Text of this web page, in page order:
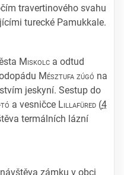
travertinového svahu
turecké Pamukkale.
Miskolc a odtud
Mésztufa zúgó na
jeskyní. Sestup do
a vesničce Lillafüred (4
termálních lázní
zámku v obci